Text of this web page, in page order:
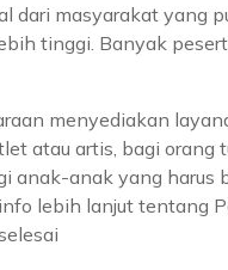
dari masyarakat yang
tinggi. Banyak
menyediakan
atau artis, bagi
anak-anak yang harus
lebih lanjut tentang